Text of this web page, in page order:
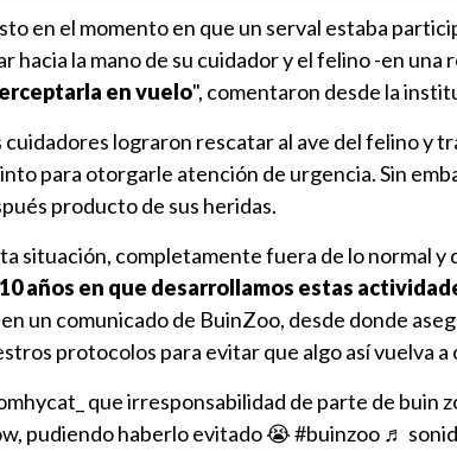
en el momento en que un serval estaba
hacia la mano de su cuidador y el felino -en
en vuelo", comentaron desde la
cuidadores lograron rescatar al ave del felino y
para otorgarle atención de urgencia. Sin
producto de sus heridas.
situación, completamente fuera de lo normal y
años en que desarrollamos estas
un comunicado de BuinZoo, desde donde
protocolos para evitar que algo así vuelva a
que irresponsabilidad de parte de buin
pudiendo haberlo evitado 😭#buinzoo ♬